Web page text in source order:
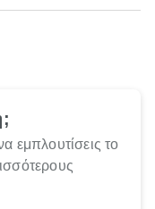
εμπλουτίσεις το